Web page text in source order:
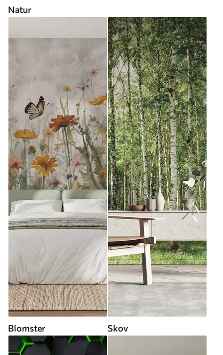
Natur
Blomster Skov